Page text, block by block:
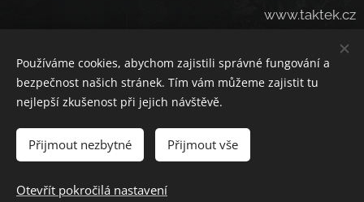
www.taktek.cz
ek.cz
www.taktek.
Cookies
Používáme cookies, abychom zajistili správné fungování a
bezpečnost našich stránek. Tím vám můžeme zajistit tu
nejlepší zkušenost při jejich návštěvě.
Přijmout nezbytné Přijmout vše
Otevřít pokročilá nastavení